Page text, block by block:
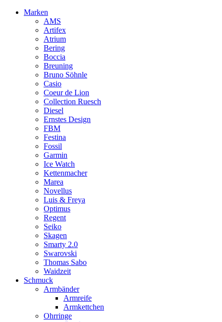
Marken
AMS
Artifex
Atrium
Bering
Boccia
Breuning
Bruno Söhnle
Casio
Coeur de Lion
Collection Ruesch
Diesel
Ernstes Design
FBM
Festina
Fossil
Garmin
Ice Watch
Kettenmacher
Marea
Novellus
Luis & Freya
Optimus
Regent
Seiko
Skagen
Smarty 2.0
Swarovski
Thomas Sabo
Waidzeit
Schmuck
Armbänder
Armreife
Armkettchen
Ohrringe